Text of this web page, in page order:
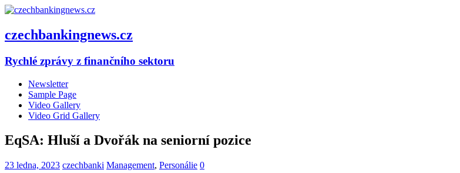
czechbankingnews.cz
Rychlé zprávy z finančního sektoru
Newsletter
Sample Page
Video Gallery
Video Grid Gallery
EqSA: Hluší a Dvořák na seniorní pozice
23 ledna, 2023 czechbanki Management, Personálie 0